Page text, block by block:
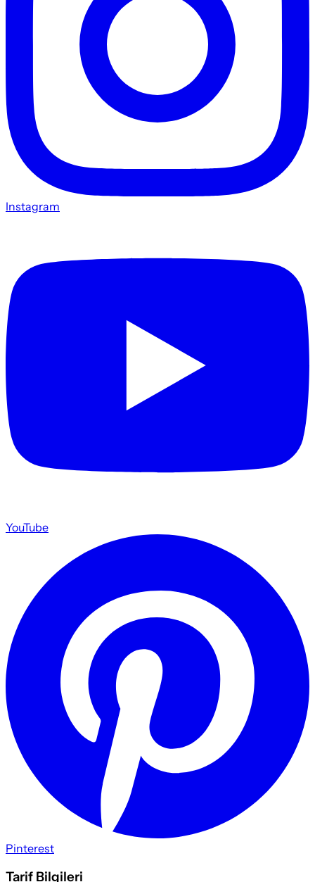
Instagram
YouTube
Pinterest
Tarif Bilgileri